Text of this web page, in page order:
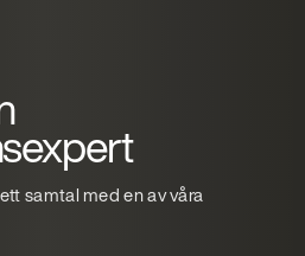
samtal med en av våra